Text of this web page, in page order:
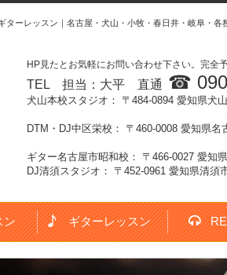
ーレッスン｜名古屋・犬山・小牧・春日井・岐阜・各
HP見たとお気軽にお問い合わせ下さい。完全
TEL 担当：大平 直通 ☎
犬山本校スタジオ： 〒484-0894 愛知県犬
DTM・DJ中区栄校： 〒460-0008 愛知県
ギター名古屋市昭和校： 〒466-0027 愛知
DJ清須スタジオ： 〒452-0961 愛知県清須
ン ギターレッスン